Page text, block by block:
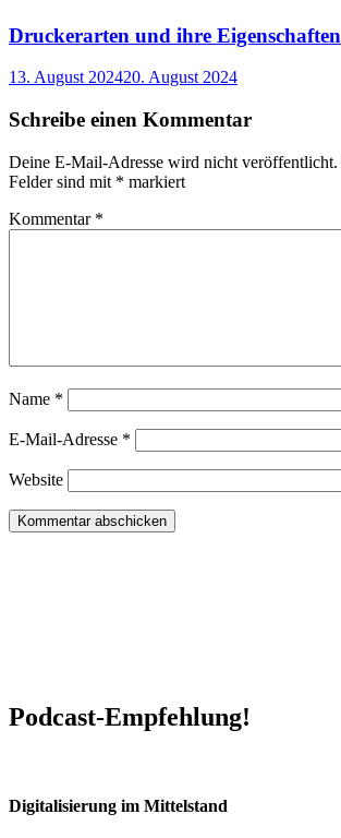
Druckerarten und ihre Eigenschaften
13. August 202420. August 2024
Schreibe einen Kommentar
Deine E-Mail-Adresse wird nicht veröffentlicht.
Felder sind mit * markiert
Kommentar *
Name *
E-Mail-Adresse *
Website
Podcast-Empfehlung!
Digitalisierung im Mittelstand